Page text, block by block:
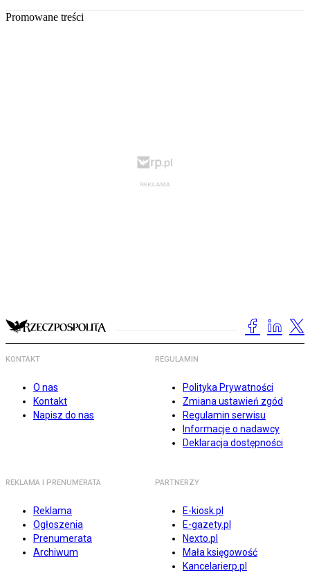
Promowane treści
KONTAKT
O nas
Kontakt
Napisz do nas
REGULAMIN
Polityka Prywatności
Zmiana ustawień zgód
Regulamin serwisu
Informacje o nadawcy
Deklaracja dostępności
REKLAMA I PRENUMERATA
Reklama
Ogłoszenia
Prenumerata
Archiwum
PARTNERZY
E-kiosk.pl
E-gazety.pl
Nexto.pl
Mała księgowość
Kancelarierp.pl